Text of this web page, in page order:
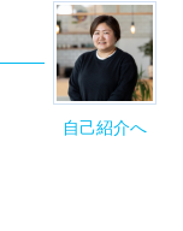
自己紹介へ